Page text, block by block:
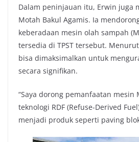
Dalam peninjauan itu, Erwin juga
Motah Bakul Agamis. Ia
keberadaan mesin olah sampah
tersedia di TPST tersebut.
bisa dimaksimalkan untuk
secara signifikan.
“Saya dorong pemanfaatan mesin
teknologi RDF (Refuse-Derived
menjadi produk seperti paving